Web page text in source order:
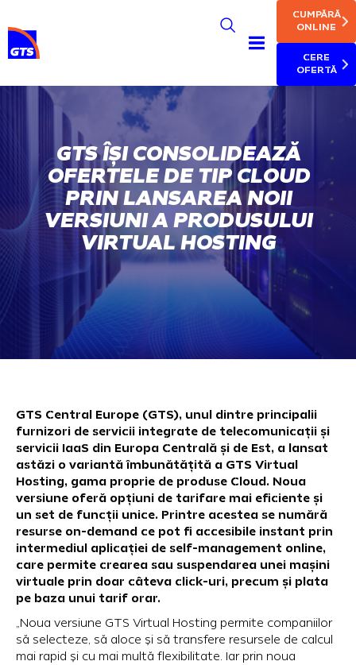
MAINCUMPĂRĂ
ONLINE
CERE
OFERTĂ
GTS ÎȘI CONSOLIDEAZĂ
OFERTELE DE TIP CLOUD
PRIN LANSAREA NOII
VERSIUNI A PRODUSULUI
VIRTUAL HOSTING
GTS Central Europe (GTS), unul dintre principalii
furnizori de servicii integrate de telecomunicații și
servicii IaaS din Europa Centrală și de Est, a lansat
astăzi o variantă îmbunătățită a GTS Virtual
Hosting, gama proprie de produse Cloud. Noua
versiune oferă opțiuni de tarifare mai eficiente și
un set de funcții unice. Printre acestea se numără
resurse on-demand ce pot fi accesibile instant prin
intermediul aplicației de self-management online,
care permite crearea sau suspendarea unei mașini
virtuale prin doar câteva click-uri, precum și plata
pe baza unui tarif orar.
„Noua versiune GTS Virtual Hosting permite companiilor
să selecteze, să aloce și să transfere resursele de calcul
mai rapid și cu mai multă flexibilitate. Iar prin noua